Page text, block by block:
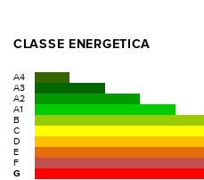
CLASSE ENERGETICA
A4
A3
A2
A1
B
C
D
E
F
G